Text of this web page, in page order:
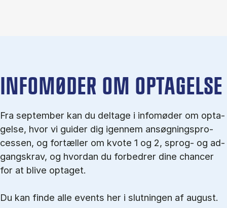
IN­FO­MØ­DER OM OP­TA­GEL­SE
Fra september kan du del­tage i in­fo­mø­der om op­ta­
gel­se, hvor vi gu­i­der dig igen­nem an­søg­nings­pro­
ces­sen, og for­tæl­ler om kvo­te 1 og 2, sprog- og ad­
gangs­krav, og hvordan du forbedrer dine chancer
for at blive optaget.
Du kan finde alle events her i slutningen af august.